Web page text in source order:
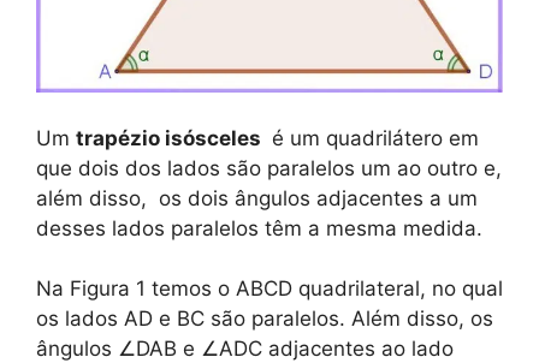
Um trapézio isósceles é um quadrilátero em
que dois dos lados são paralelos um ao outro e,
além disso, os dois ângulos adjacentes a um
desses lados paralelos têm a mesma medida.
Na Figura 1 temos o ABCD quadrilateral, no qual
os lados AD e BC são paralelos. Além disso, os
ângulos ∠DAB e ∠ADC adjacentes ao lado